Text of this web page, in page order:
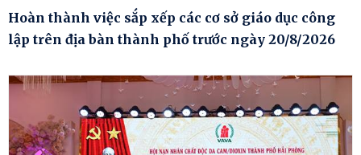
Hoàn thành việc sắp xếp các cơ sở giáo dục công
lập trên địa bàn thành phố trước ngày 20/8/2026